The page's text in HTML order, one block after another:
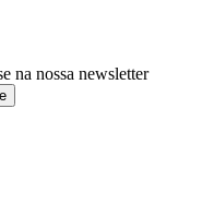
na nossa newsletter